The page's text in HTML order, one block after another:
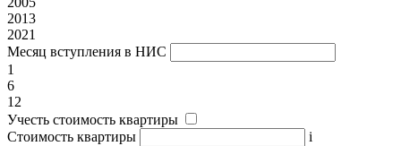
2013
2021
Месяц вступления в НИС
1
6
12
Учесть стоимость квартиры
Стоимость квартиры
i